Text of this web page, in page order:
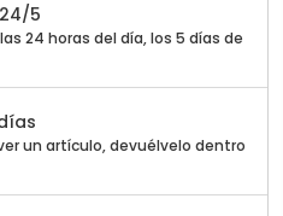
5
24 horas del día, los 5 días de
un artículo, devuélvelo dentro